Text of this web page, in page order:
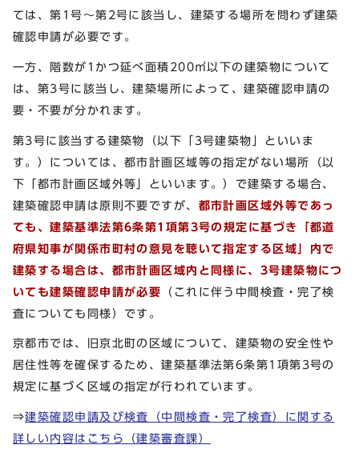
ては、第1号～第2号に該当し、建築する場所を問わず建築
確認申請が必要です。
一方、階数が1かつ延べ面積200㎡以下の建築物について
は、第3号に該当し、建築場所によって、建築確認申請の
要・不要が分かれます。
第3号に該当する建築物（以下「3号建築物」といいま
す。）については、都市計画区域等の指定がない場所（以
下「都市計画区域外等」といいます。）で建築する場合、
建築確認申請は原則不要ですが、 都市計画区域外等であっ
ても、建築基準法第6条第1項第3号の規定に基づき「都道
府県知事が関係市町村の意見を聴いて指定する区域」内で
建築する場合は、都市計画区域内と同様に、3号建築物につ
いても建築確認申請が必要 （これに伴う中間検査・完了検
査についても同様）です。
京都市では、旧京北町の区域について、建築物の安全性や
居住性等を確保するため、建築基準法第6条第1項第3号の
規定に基づく区域の指定が行われています。
⇒建築確認申請及び検査（中間検査・完了検査）に関する
詳しい内容はこちら（建築審査課）